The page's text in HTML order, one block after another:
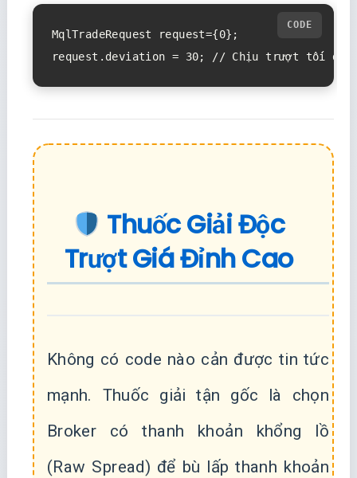
MqlTradeRequest request={0};
Thuốc Giải Độc
Trượt Giá Đỉnh Cao
Không có code nào cản được tin tức
mạnh. Thuốc giải tận gốc là chọn
Broker có thanh khoản khổng lồ
(Raw Spread) để bù lấp thanh khoản